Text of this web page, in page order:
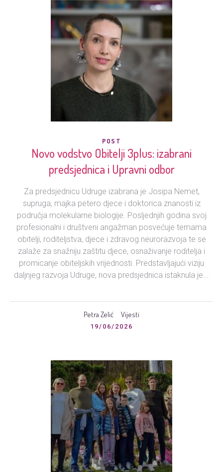
POST
Novo vodstvo Obitelji 3plus: izabrani
predsjednica i Upravni odbor
Za predsjednicu Udruge izabrana je Josipa Nemet,
supruga, majka petero djece i doktorica znanosti iz
područja molekularne biologije. Posljednjih godina svoj
profesionalni i društveni angažman posvećuje temama
obitelji, roditeljstva, djece i zdravog neurorazvoja te se
zalaže za snažniju zaštitu djece, osnaživanje roditelja i
promicanje obiteljskih vrijednosti. Predstavljajući viziju
daljnjeg razvoja Udruge, nova predsjednica istaknula je...
Petra Zelić Vijesti
19/06/2026